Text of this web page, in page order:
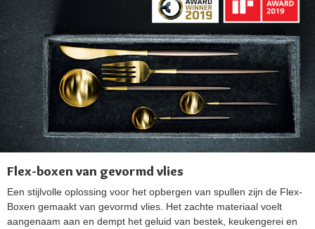
Flex-boxen van gevormd vlies
Een stijlvolle oplossing voor het opbergen van spullen zijn de Flex-
Boxen gemaakt van gevormd vlies. Het zachte materiaal voelt
aangenaam aan en dempt het geluid van bestek, keukengerei en